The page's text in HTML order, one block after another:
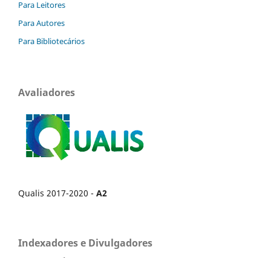
Para Leitores
Para Autores
Para Bibliotecários
Avaliadores
Qualis 2017-2020 - A2
Indexadores e Divulgadores